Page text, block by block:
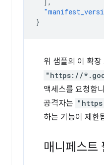
}
위 샘플의 이 확장
"https://
액세스를 요청합
공격자는
하는 기능이 제한
매니페스트